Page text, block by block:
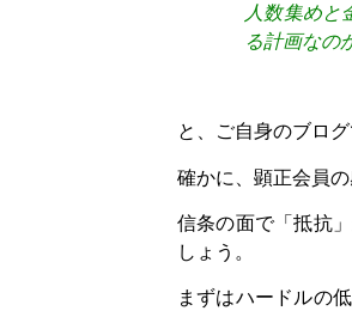
人数集めと
る計画なの
と、ご自身のブログ
確かに、顕正会員
信条の面で「抵抗
しょう。
まずはハードルの